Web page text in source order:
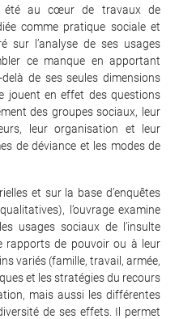
été au cœur de travaux de
comme pratique sociale et
sur l’analyse de ses usages
ce manque en apportant
de ses seules dimensions
jouent en effet des questions
des groupes sociaux, leur
leur organisation et leur
de déviance et les modes de
et sur la base d’enquêtes
l’ouvrage examine
usages sociaux de l’insulte
rapports de pouvoir ou à leur
variés (famille, travail, armée,
et les stratégies du recours
mais aussi les différentes
de ses effets. Il permet